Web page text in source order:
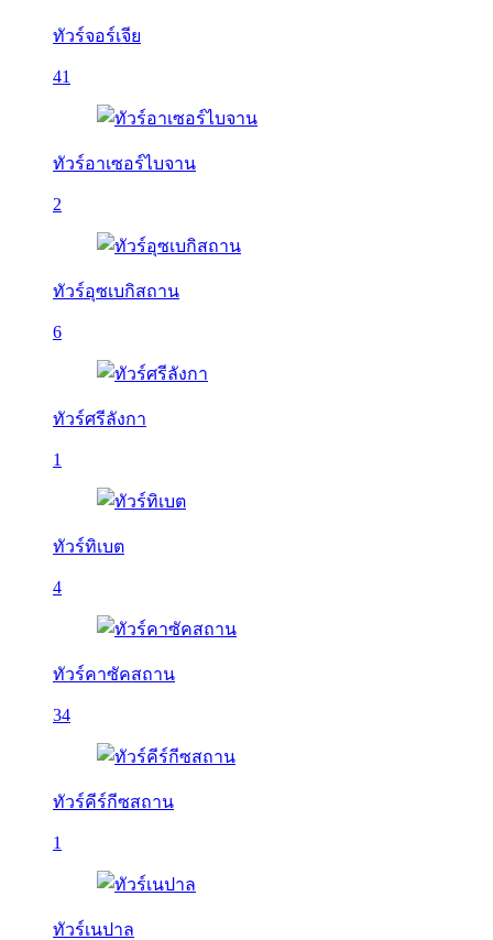
ทัวร์จอร์เจีย
41
ทัวร์อาเซอร์ไบจาน
2
ทัวร์อุซเบกิสถาน
6
ทัวร์ศรีลังกา
1
ทัวร์ทิเบต
4
ทัวร์คาซัคสถาน
34
ทัวร์คีร์กีซสถาน
1
ทัวร์เนปาล